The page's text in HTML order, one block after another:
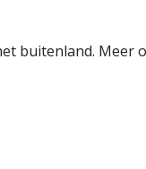
buitenland. Meer